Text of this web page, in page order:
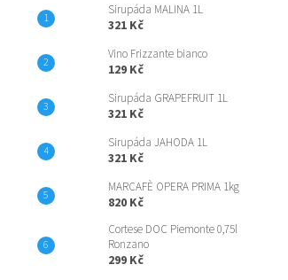
Sirupáda MALINA 1L
321 Kč
Vino Frizzante bianco
129 Kč
Sirupáda GRAPEFRUIT 1L
321 Kč
Sirupáda JAHODA 1L
321 Kč
MARCAFÈ OPERA PRIMA 1kg
820 Kč
Cortese DOC Piemonte 0,75l
Ronzano
299 Kč